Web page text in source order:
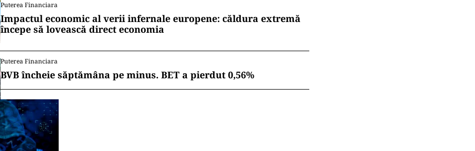
Puterea Financiara
Impactul economic al verii infernale europene: căldura extremă
începe să lovească direct economia
Puterea Financiara
BVB încheie săptămâna pe minus. BET a pierdut 0,56%